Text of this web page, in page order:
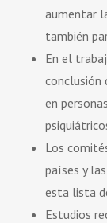
aumentar
también
En el
conclusión
en
Los
países y
esta lista
Estudios